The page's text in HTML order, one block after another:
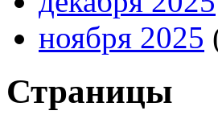
ноября 2025
Страницы